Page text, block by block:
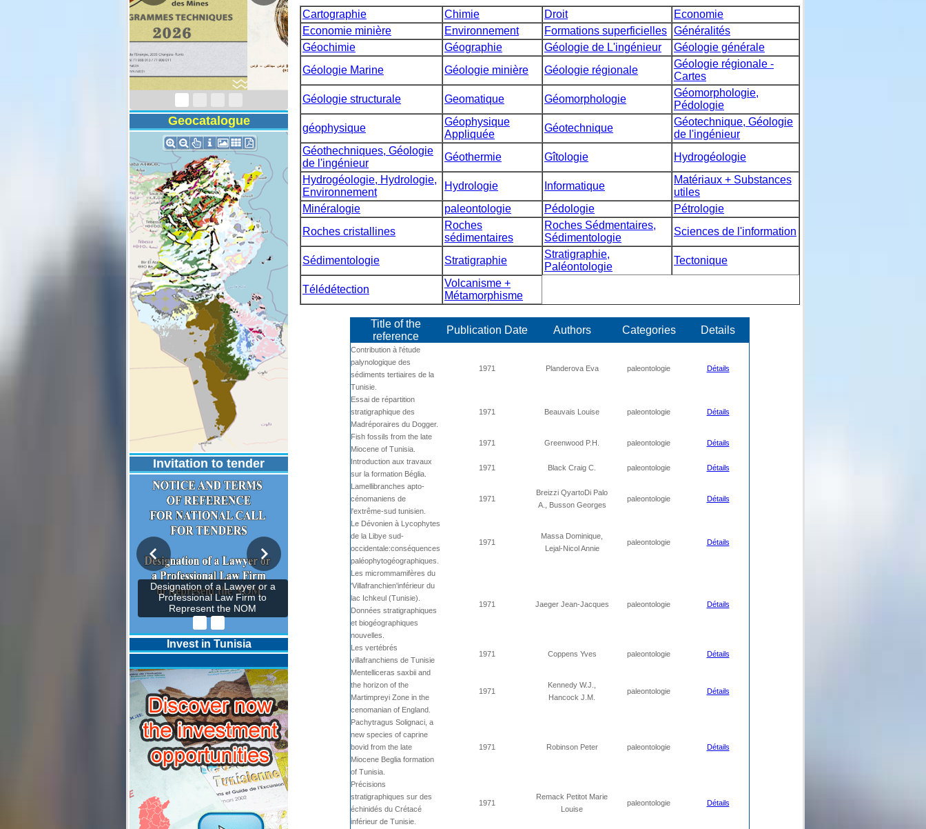
Geocatalogue
Invitation to tender
Designation of a Lawyer or a
Professional Law Firm to
Represent the NOM
Invest in Tunisia
Cartographie Chimie Droit
Economie
Economie minière
Environnement Formations superficielles Généralités
Géochimie
Géographie Géologie de L'ingénieur
Géologie générale
Géologie Marine
Géologie minière Géologie régionale
Géologie régionale -
Cartes
Géologie structurale
Geomatique Géomorphologie
Géomorphologie,
Pédologie
géophysique
Géophysique
Appliquée
Géotechnique
Géotechnique, Géologie
de l'ingénieur
Géothechniques, Géologie
de l'ingénieur
Géothermie Gîtologie
Hydrogéologie
Hydrogéologie, Hydrologie,
Environnement
Hydrologie Informatique
Matériaux + Substances
utiles
Minéralogie
paleontologie Pédologie
Pétrologie
Roches cristallines
Roches
sédimentaires
Roches Sédmentaires,
Sédimentologie
Sciences de l'information
Sédimentologie Stratigraphie
Stratigraphie,
Paléontologie
Tectonique
Télédétection
Volcanisme +
Métamorphisme
Title of the
reference
Publication Date Authors Categories Details
Contribution à l'étude
palynologique des
sédiments tertiaires de la
Tunisie.
1971 Planderova Eva paleontologie Détails
Essai de répartition
stratigraphique des
Madréporaires du Dogger.
1971 Beauvais Louise paleontologie Détails
Fish fossils from the late
Miocene of Tunisia.
1971 Greenwood P.H. paleontologie Détails
Introduction aux travaux
sur la formation Béglia.
1971 Black Craig C. paleontologie Détails
Lamellibranches apto-
cénomaniens de
l'extrême-sud tunisien.
1971
Breizzi QyartoDi Palo
A., Busson Georges
paleontologie Détails
Le Dévonien à Lycophytes
de la Libye sud-
occidentale:conséquences
paléophytogéographiques.
1971
Massa Dominique,
Lejal-Nicol Annie
paleontologie Détails
Les micrommamifères du
'Villafranchien'inférieur du
lac Ichkeul (Tunisie).
Données stratigraphiques
et biogéographiques
nouvelles.
1971 Jaeger Jean-Jacques paleontologie Détails
Les vertébrés
villafranchiens de Tunisie
1971 Coppens Yves paleontologie Détails
Mentelliceras saxbii and
the horizon of the
Martimpreyi Zone in the
cenomanian of England.
1971
Kennedy W.J.,
Hancock J.M.
paleontologie Détails
Pachytragus Solignaci, a
new species of caprine
bovid from the late
Miocene Beglia formation
of Tunisia.
1971 Robinson Peter paleontologie Détails
Précisions
stratigraphiques sur des
échinidés du Crétacé
inférieur de Tunisie.
1971
Remack Petitot Marie
Louise
paleontologie Détails